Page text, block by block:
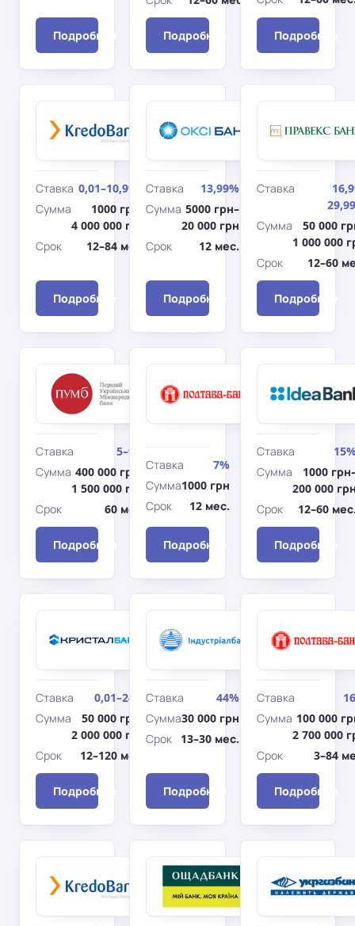
Подробнее Подробнее Подробнее
Kredo
MINIMUM
Ставка 0,01–10,99%
Сумма
1000 грн–
4 000 000 грн
Срок
12–84 мес.
Подробнее
Наличка
Ставка
13,99%
Сумма 5000 грн–
20 000 грн
Срок
12 мес.
Подробнее
Ставка
Сумма
50 000
1 000 000
Срок
12–60
Подробнее
Доступные
кредиты 5-
Ставка
5–9%
Сумма 400 000 грн–
1 500 000 грн
Срок
60 мес.
Подробнее
Банк
Под
Ставка
7%
Сумма1000 грн
Срок
12 мес.
Подробнее
Ставка
Сумма
1000
200 000
Срок
12–60
Подробнее
От мечты -
к
Ставка
0,01–24%
Сумма
50 000 грн–
2 000 000 грн
Срок
12–120 мес.
Подробнее
Воплощение
мечтаний
Ставка
44%
Сумма30 000 грн
Срок
13–30 мес.
Подробнее
Ставка
Сумма 100 000
2 700 000
Срок
3–84
Подробнее
Кредобанк
Рефинансирования
и консолидация
на первичном